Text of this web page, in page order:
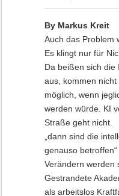
By Markus Kreit
Auch das Problem
Es klingt nur für
Da beißen sich die
aus, kommen
möglich, wenn
werden würde. KI
Straße geht nicht.
„dann sind die
genauso
Verändern werden
Gestrandete
als arbeitslos